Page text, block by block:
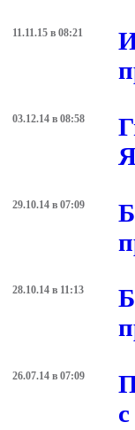
11.11.15 в 08:21
03.12.14 в 08:58
29.10.14 в 07:09
28.10.14 в 11:13
26.07.14 в 07:09